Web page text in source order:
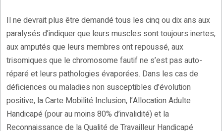
Il ne devrait plus être demandé tous les cinq ou dix ans aux
paralysés d’indiquer que leurs muscles sont toujours inertes,
aux amputés que leurs membres ont repoussé, aux
trisomiques que le chromosome fautif ne s’est pas auto-
réparé et leurs pathologies évaporées. Dans les cas de
déficiences ou maladies non susceptibles d’évolution
positive, la Carte Mobilité Inclusion, l’Allocation Adulte
Handicapé (pour au moins 80% d’invalidité) et la
Reconnaissance de la Qualité de Travailleur Handicapé